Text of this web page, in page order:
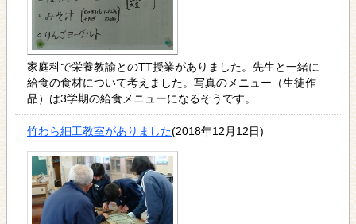
家庭科で栄養教諭とのTT授業がありました。先生と一緒に
給食の食材について考えました。写真のメニュー（生徒作
品）は3学期の給食メニューになるそうです。
竹わら細工教室がありました(2018年12月12日)